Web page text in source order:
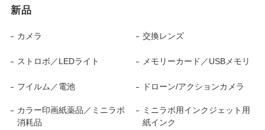
新品
カメラ 交換レンズ
ストロボ／LEDライト メモリーカード／USBメモリ
フイルム／電池 ドローン/アクションカメラ
カラー印画紙薬品／ミニラボ
消耗品
ミニラボ用インクジェット用
紙インク